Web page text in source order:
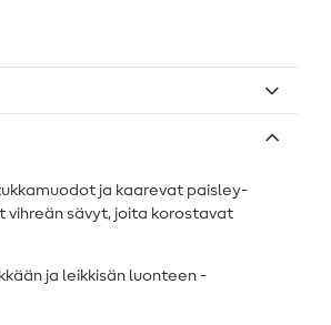
ja kaarevat paisley-
vihreän sävyt, joita korostavat
ja leikkisän luonteen -